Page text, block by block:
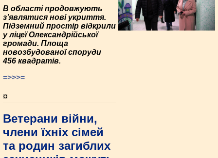
В області продовжують
з’являтися нові укриття.
Підземний простір відкрили
у ліцеї Олександрійської
громади. Площа
новозбудованої споруди
456 квадратів.
=>>>=
¤
Ветерани війни,
члени їхніх сімей
та родин загиблих